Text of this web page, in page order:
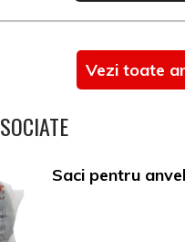
Vezi toate
Saci pentru